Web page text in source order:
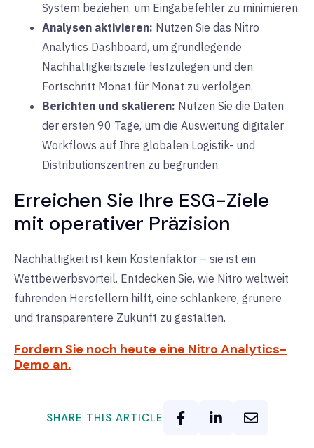
System beziehen, um Eingabefehler zu minimieren.
Analysen aktivieren: Nutzen Sie das Nitro
Analytics Dashboard, um grundlegende
Nachhaltigkeitsziele festzulegen und den
Fortschritt Monat für Monat zu verfolgen.
Berichten und skalieren: Nutzen Sie die Daten
der ersten 90 Tage, um die Ausweitung digitaler
Workflows auf Ihre globalen Logistik- und
Distributionszentren zu begründen.
Erreichen Sie Ihre ESG-Ziele
mit operativer Präzision
Nachhaltigkeit ist kein Kostenfaktor – sie ist ein
Wettbewerbsvorteil. Entdecken Sie, wie Nitro weltweit
führenden Herstellern hilft, eine schlankere, grünere
und transparentere Zukunft zu gestalten.
Fordern Sie noch heute eine Nitro Analytics-
Demo an.
SHARE THIS ARTICLE